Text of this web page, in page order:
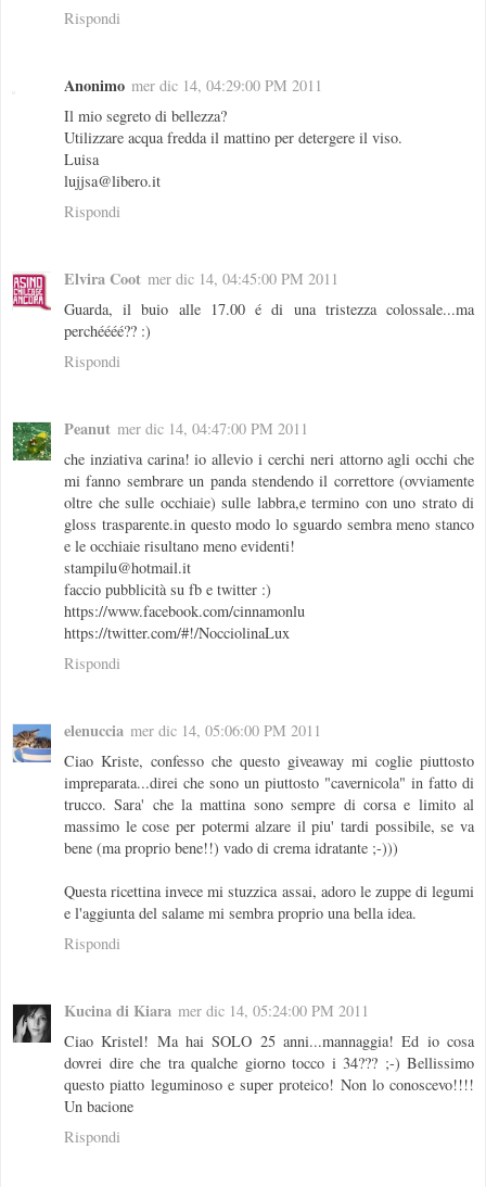
Rispondi
Anonimo mer dic 14, 04:29:00 PM 2011
Il mio segreto di bellezza?
Utilizzare acqua fredda il mattino per detergere il viso.
Luisa
lujjsa@libero.it
Rispondi
Elvira Coot mer dic 14, 04:45:00 PM 2011
Guarda, il buio alle 17.00 é di una tristezza colossale...ma
perchéééé?? :)
Rispondi
Peanut mer dic 14, 04:47:00 PM 2011
che inziativa carina! io allevio i cerchi neri attorno agli occhi che
mi fanno sembrare un panda stendendo il correttore (ovviamente
oltre che sulle occhiaie) sulle labbra,e termino con uno strato di
gloss trasparente.in questo modo lo sguardo sembra meno stanco
e le occhiaie risultano meno evidenti!
stampilu@hotmail.it
faccio pubblicità su fb e twitter :)
https://www.facebook.com/cinnamonlu
https://twitter.com/#!/NocciolinaLux
Rispondi
elenuccia mer dic 14, 05:06:00 PM 2011
Ciao Kriste, confesso che questo giveaway mi coglie piuttosto
impreparata...direi che sono un piuttosto "cavernicola" in fatto di
trucco. Sara' che la mattina sono sempre di corsa e limito al
massimo le cose per potermi alzare il piu' tardi possibile, se va
bene (ma proprio bene!!) vado di crema idratante ;-)))
Questa ricettina invece mi stuzzica assai, adoro le zuppe di legumi
e l'aggiunta del salame mi sembra proprio una bella idea.
Rispondi
Kucina di Kiara mer dic 14, 05:24:00 PM 2011
Ciao Kristel! Ma hai SOLO 25 anni...mannaggia! Ed io cosa
dovrei dire che tra qualche giorno tocco i 34??? ;-) Bellissimo
questo piatto leguminoso e super proteico! Non lo conoscevo!!!!
Un bacione
Rispondi